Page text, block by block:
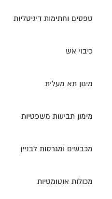
טפסים וחתימות דיגיטליות
כיבוי אש
מיגון תא מעלית
מימון תביעות משפטיות
מכבשים ומגרסות לבניין
מכולות אוטומטיות